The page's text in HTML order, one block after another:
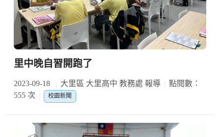
里中晚自習開跑了
2023-09-18 大里區 大里高中 教務處 報導
點閱數：
555 次
校園新聞